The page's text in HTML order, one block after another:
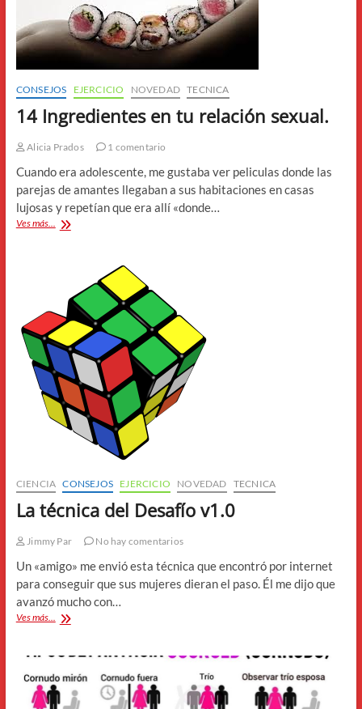
CONSEJOS EJERCICIO NOVEDAD TECNICA
14 Ingredientes en tu relación sexual.
Alicia Prados 1 comentario
Cuando era adolescente, me gustaba ver peliculas donde las
parejas de amantes llegaban a sus habitaciones en casas
lujosas y repetían que era allí «donde…
Ves más... 14
sexual.
CIENCIA CONSEJOS EJERCICIO NOVEDAD TECNICA
La técnica del Desafío v1.0
Jimmy Par No hay comentarios
Un «amigo» me envió esta técnica que encontró por internet
para conseguir que sus mujeres dieran el paso. Él me dijo que
avanzó mucho con…
Ves más... La
Desafío
v1.0